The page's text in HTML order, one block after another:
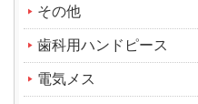
その他
歯科用ハンドピース
電気メス